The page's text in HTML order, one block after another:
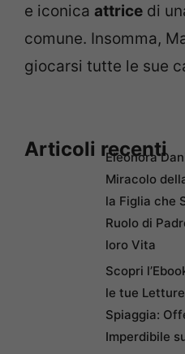
e iconica attrice di
comune. Insomma,
giocarsi tutte le sue
Articoli recenti
Eleonora
Miracolo
la Figlia che
Ruolo di
loro Vita
Scopri
le tue
Spiaggia:
Imperdibile